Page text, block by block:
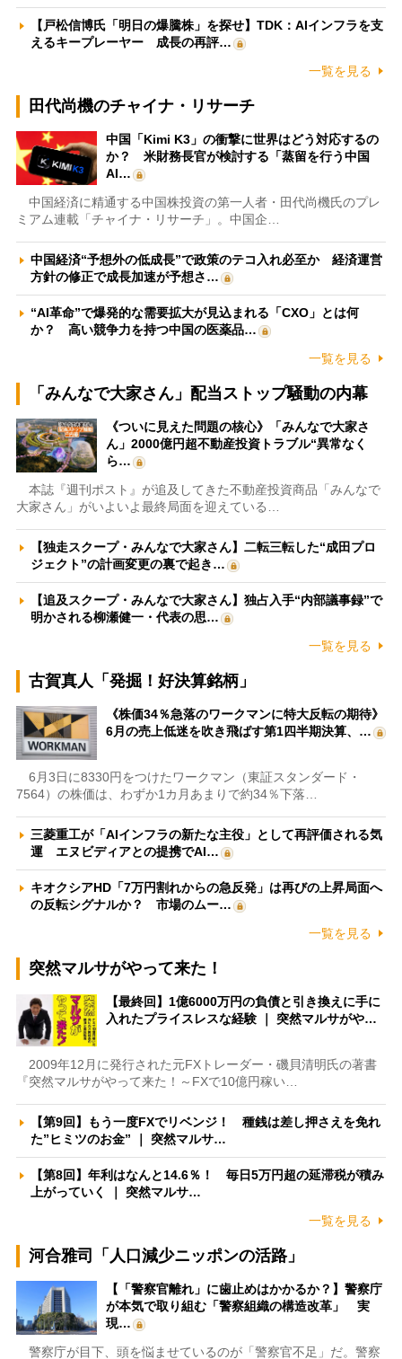
【戸松信博氏「明日の爆騰株」を探せ】TDK：AIインフラを支
えるキープレーヤー 成長の再評…
一覧を見る
田代尚機のチャイナ・リサーチ
中国「Kimi K3」の衝撃に世界はどう対応するの
か？ 米財務長官が検討する「蒸留を行う中国
AI…
中国経済に精通する中国株投資の第一人者・田代尚機氏のプレ
ミアム連載「チャイナ・リサーチ」。中国企…
中国経済“予想外の低成長”で政策のテコ入れ必至か 経済運営
方針の修正で成長加速が予想さ…
“AI革命”で爆発的な需要拡大が見込まれる「CXO」とは何
か？ 高い競争力を持つ中国の医薬品…
一覧を見る
「みんなで大家さん」配当ストップ騒動の内幕
《ついに見えた問題の核心》「みんなで大家さ
ん」2000億円超不動産投資トラブル“異常なく
ら…
本誌『週刊ポスト』が追及してきた不動産投資商品「みんなで
大家さん」がいよいよ最終局面を迎えている…
【独走スクープ・みんなで大家さん】二転三転した“成田プロ
ジェクト”の計画変更の裏で起き…
【追及スクープ・みんなで大家さん】独占入手“内部議事録”で
明かされる柳瀬健一・代表の思…
一覧を見る
古賀真人「発掘！好決算銘柄」
《株価34％急落のワークマンに特大反転の期待》
6月の売上低迷を吹き飛ばす第1四半期決算、…
6月3日に8330円をつけたワークマン（東証スタンダード・
7564）の株価は、わずか1カ月あまりで約34％下落…
三菱重工が「AIインフラの新たな主役」として再評価される気
運 エヌビディアとの提携でAI…
キオクシアHD「7万円割れからの急反発」は再びの上昇局面へ
の反転シグナルか？ 市場のムー…
一覧を見る
突然マルサがやって来た！
【最終回】1億6000万円の負債と引き換えに手に
入れたプライスレスな経験 ｜ 突然マルサがや…
2009年12月に発行された元FXトレーダー・磯貝清明氏の著書
『突然マルサがやって来た！～FXで10億円稼い…
【第9回】もう一度FXでリベンジ！ 種銭は差し押さえを免れ
た”ヒミツのお金” ｜ 突然マルサ…
【第8回】年利はなんと14.6％！ 毎日5万円超の延滞税が積み
上がっていく ｜ 突然マルサ…
一覧を見る
河合雅司「人口減少ニッポンの活路」
【「警察官離れ」に歯止めはかかるか？】警察庁
が本気で取り組む「警察組織の構造改革」 実
現…
警察庁が目下、頭を悩ませているのが「警察官不足」だ。警察